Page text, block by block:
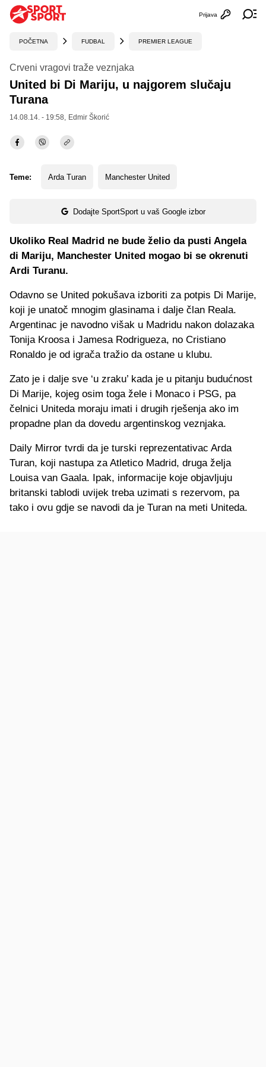
Otvori
Prijava
POČETNA FUDBAL PREMIER LEAGUE
Crveni vragovi traže veznjaka
United bi Di Mariju, u najgorem slučaju
Turana
14.08.14. - 19:58, Edmir Škorić
Teme: Arda Turan Manchester United
Dodajte SportSport u vaš Google izbor
Ukoliko Real Madrid ne bude želio da pusti Angela
di Mariju, Manchester United mogao bi se okrenuti
Ardi Turanu.
Odavno se United pokušava izboriti za potpis Di Marije,
koji je unatoč mnogim glasinama i dalje član Reala.
Argentinac je navodno višak u Madridu nakon dolazaka
Tonija Kroosa i Jamesa Rodrigueza, no Cristiano
Ronaldo je od igrača tražio da ostane u klubu.
Zato je i dalje sve ‘u zraku’ kada je u pitanju budućnost
Di Marije, kojeg osim toga žele i Monaco i PSG, pa
čelnici Uniteda moraju imati i drugih rješenja ako im
propadne plan da dovedu argentinskog veznjaka.
Daily Mirror tvrdi da je turski reprezentativac Arda
Turan, koji nastupa za Atletico Madrid, druga želja
Louisa van Gaala. Ipak, informacije koje objavljuju
britanski tablodi uvijek treba uzimati s rezervom, pa
tako i ovu gdje se navodi da je Turan na meti Uniteda.